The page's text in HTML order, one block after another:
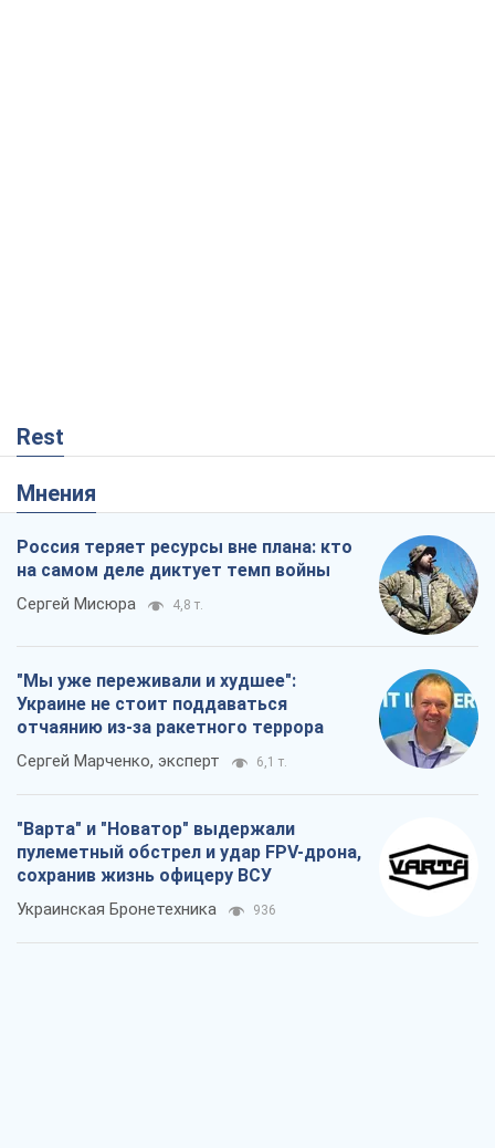
Rest
Мнения
Россия теряет ресурсы вне плана: кто
на самом деле диктует темп войны
Сергей Мисюра 4,8 т.
"Мы уже переживали и худшее":
Украине не стоит поддаваться
отчаянию из-за ракетного террора
Сергей Марченко, эксперт 6,1 т.
"Варта" и "Новатор" выдержали
пулеметный обстрел и удар FPV-дрона,
сохранив жизнь офицеру ВСУ
Украинская Бронетехника 936